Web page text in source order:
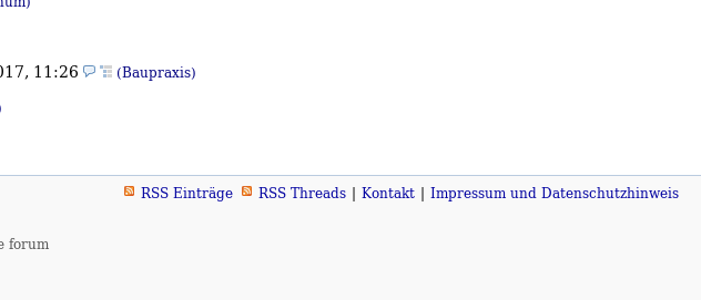
11:26 (Baupraxis)
RSS Einträge RSS Threads Kontakt Impressum und Datenschutzhinweis
forum